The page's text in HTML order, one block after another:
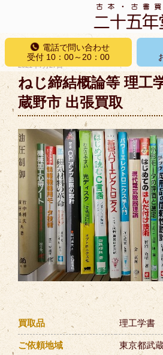
コ
テ
ン
ツ
へ
ス
キ
プ
電話で問い合わせ
受付 10：00～20：00
稿
日:
2021年7月27日
ねじ締結概論等 理工
蔵野市 出張買取
買取品 理工学書
ご依頼地域 東京都武